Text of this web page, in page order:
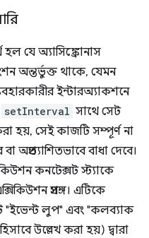
যে অ্যাসিঙ্ক্রোনাস
অন্তর্ভুক্ত থাকে, যেমন
ইন্টারঅ্যাকশনে
setInterval সাথে সেট
হয়, সেই কাজটি সম্পূর্ণ না
অপ্রত্যাশিতভাবে বাধা দেবে।
কনটেক্সট স্ট্যাকে
প্রসঙ্গ। এটিকে
"ইভেন্ট লুপ" এবং "কলব্যাক
উল্লেখ করা হয়) দ্বারা